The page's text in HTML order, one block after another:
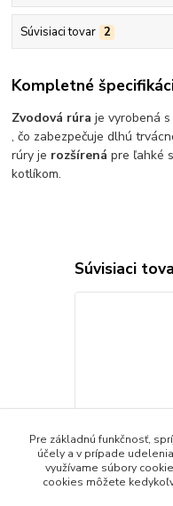
Súvisiaci tovar 2
Kompletné
Zvodová rúra je vyrobená
, čo zabezpečuje dlhú
rúry je rozšírená pre ľahké
kotlíkom.
Súvisiaci
Pre základnú funkčnosť,
účely a v prípade
využívame súbory
cookies môžete